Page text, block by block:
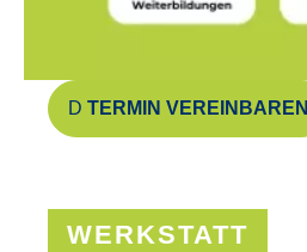
TERMIN VEREINBAREN
WERKSTATT